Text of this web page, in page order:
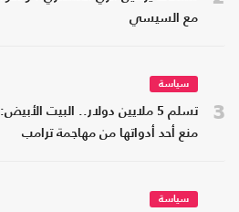
مع السيسي
3
سياسة
تسلم 5 ملايين دولار.. البيت
منع أحد أدواتها من مهاجمة ترامب
سياسة